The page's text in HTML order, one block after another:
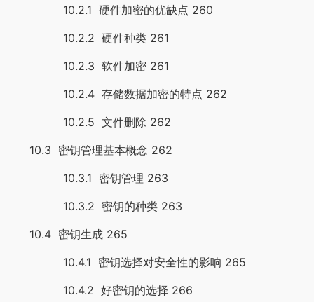
10.2.1 硬件加密的优缺点 260
10.2.2 硬件种类 261
10.2.3 软件加密 261
10.2.4 存储数据加密的特点 262
10.2.5 文件删除 262
10.3 密钥管理基本概念 262
10.3.1 密钥管理 263
10.3.2 密钥的种类 263
10.4 密钥生成 265
10.4.1 密钥选择对安全性的影响 265
10.4.2 好密钥的选择 266